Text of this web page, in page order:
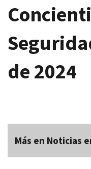
de 2024
Más en Noticias